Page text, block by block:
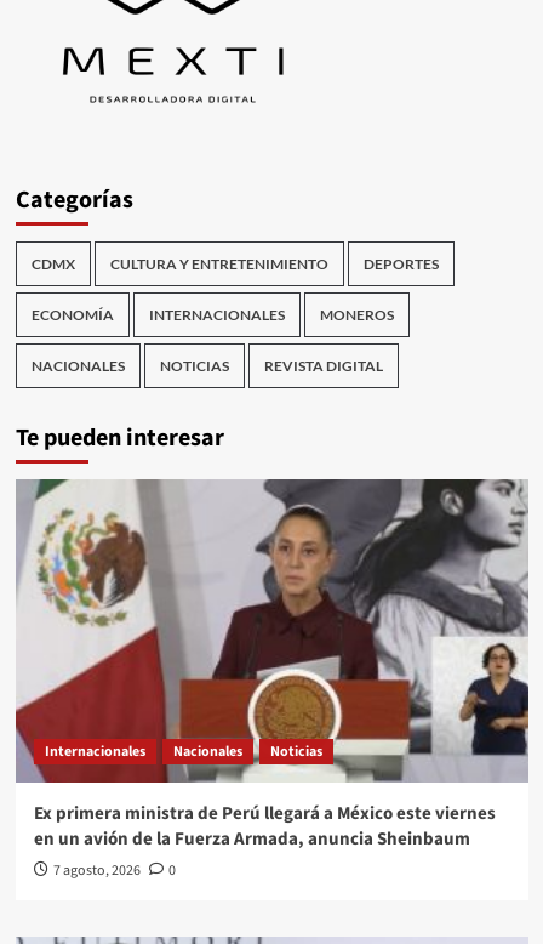
Categorías
CDMX CULTURA Y ENTRETENIMIENTO DEPORTES
ECONOMÍA INTERNACIONALES MONEROS
NACIONALES NOTICIAS REVISTA DIGITAL
Te pueden interesar
Internacionales Nacionales Noticias
Ex primera ministra de Perú llegará a México este viernes
en un avión de la Fuerza Armada, anuncia Sheinbaum
7 agosto, 2026 0